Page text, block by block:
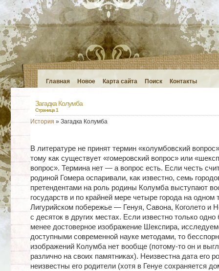
Главная Новое Карта сайта Поиск Контакты
Загадка Колумба
Страница 1
История » Загадка Колумба
В литературе не принят термин «колумбовский
тому как существует «гомеровский вопрос» или
вопрос». Термина нет — а вопрос есть. Если честь
родиной Гомера оспаривали, как известно, семь
претендентами на роль родины Колумба выступают
государств и по крайней мере четыре города на одном
Лигурийском побережье — Генуя, Савона, Коголето и
с десяток в других местах. Если известно только одно
менее достоверное изображение Шекспира,
доступными современной науке методами, то
изображений Колумба нет вообще (потому-то он и
различно на своих памятниках). Неизвестна дата его
неизвестны его родители (хотя в Генуе сохраняется